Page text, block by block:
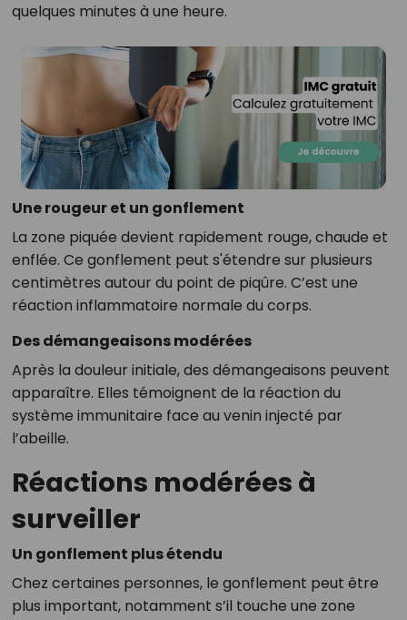
quelques minutes à une heure.
Une rougeur et un gonflement
La zone piquée devient rapidement rouge, chaude et
enflée. Ce gonflement peut s'étendre sur plusieurs
centimètres autour du point de piqûre. C’est une
réaction inflammatoire normale du corps.
Des démangeaisons modérées
Après la douleur initiale, des démangeaisons peuvent
apparaître. Elles témoignent de la réaction du
système immunitaire face au venin injecté par
l’abeille.
Réactions modérées à
surveiller
Un gonflement plus étendu
Chez certaines personnes, le gonflement peut être
plus important, notamment s’il touche une zone